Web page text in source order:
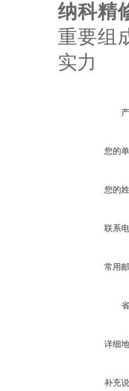
纳科精
重要组
实力
您的
您的
联系
常用
详细
补充